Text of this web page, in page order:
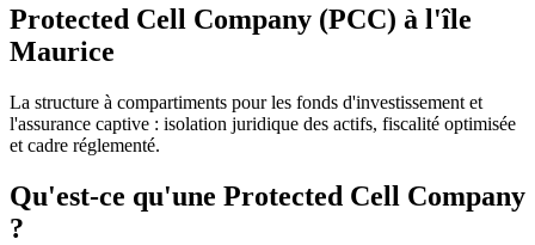
Protected Cell Company (PCC) à l'île
Maurice
La structure à compartiments pour les fonds d'investissement et
l'assurance captive : isolation juridique des actifs, fiscalité optimisée
et cadre réglementé.
Qu'est-ce qu'une Protected Cell Company
?